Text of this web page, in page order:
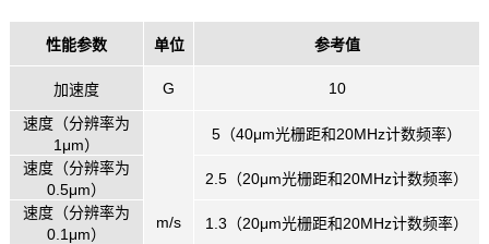
性能参数 单位 参考值
加速度 G
10
速度（分辨率为
1μm）
m/s
5（40μm光栅距和20MHz计数频率）
速度（分辨率为
0.5μm）
2.5（20μm光栅距和20MHz计数频率）
速度（分辨率为
0.1μm）
1.3（20μm光栅距和20MHz计数频率）